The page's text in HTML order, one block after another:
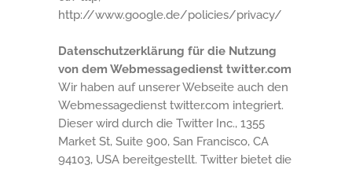
http://www.google.de/policies/privacy/
Datenschutzerklärung für die Nutzung
von dem Webmessagedienst twitter.com
Wir haben auf unserer Webseite auch den
Webmessagedienst twitter.com integriert.
Dieser wird durch die Twitter Inc., 1355
Market St, Suite 900, San Francisco, CA
94103, USA bereitgestellt. Twitter bietet die